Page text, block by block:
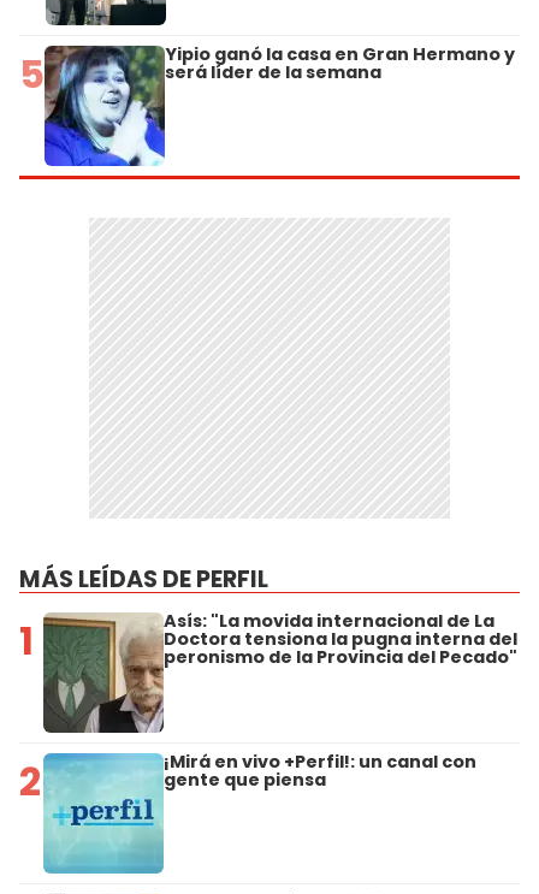
5 Yipio ganó la casa en Gran Hermano y
será líder de la semana
MÁS LEÍDAS DE PERFIL
1 Asís: "La movida internacional de La
Doctora tensiona la pugna interna del
peronismo de la Provincia del Pecado"
2 ¡Mirá en vivo +Perfil!: un canal con
gente que piensa